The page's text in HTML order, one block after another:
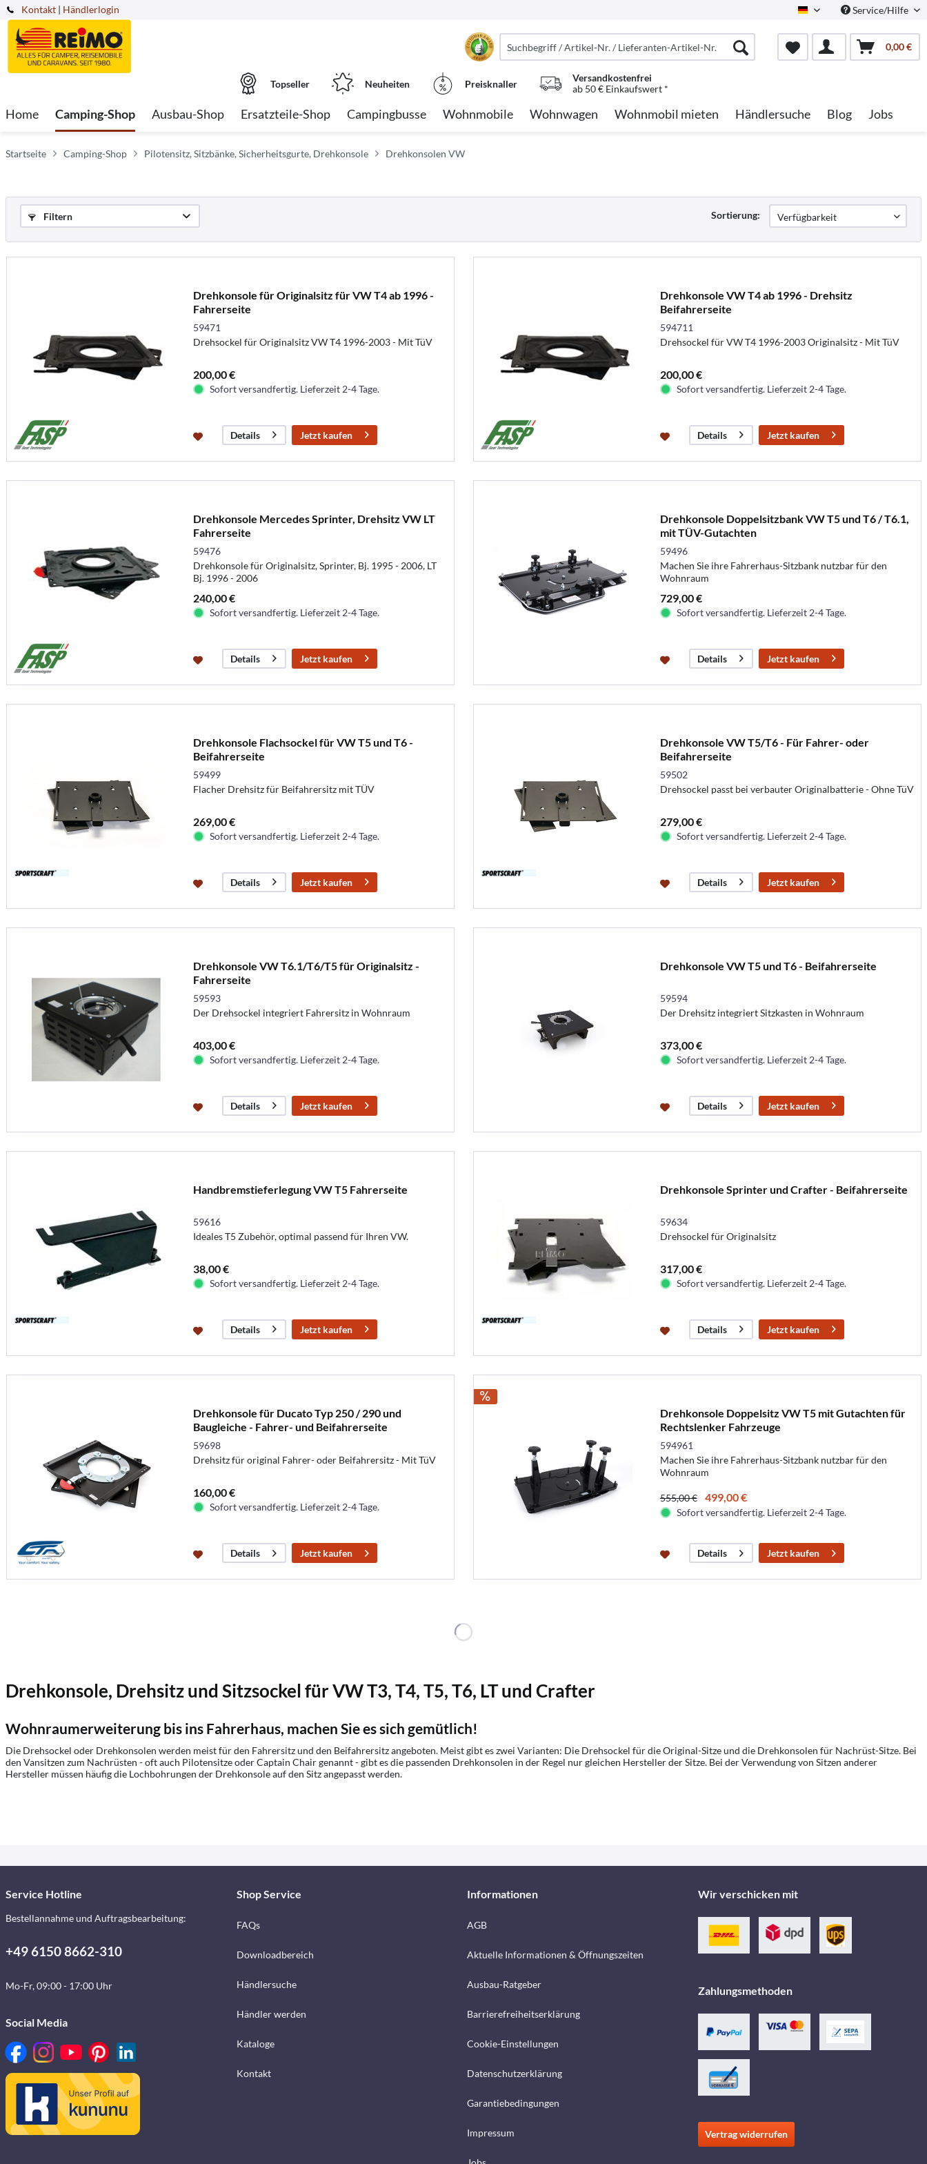
Kontakt German Service/Hilfe
| Händlerlogin
0,00 €
Topseller Neuheiten Preisknaller
Versandkostenfrei
ab 50 € Einkaufswert *
Home Camping-Shop Ausbau-Shop Ersatzteile-Shop Campingbusse Wohnmobile Wohnwagen Wohnmobil mieten Händlersuche Blog Jobs
Startseite Camping-Shop Pilotensitz, Sitzbänke, Sicherheitsgurte, Drehkonsole Drehkonsolen VW
Filtern Sortierung:
Drehkonsole für Originalsitz für VW T4 ab 1996 -
Fahrerseite
59471
Drehsockel für Originalsitz VW T4 1996-2003 - Mit TüV
200,00 €
Sofort versandfertig. Lieferzeit 2-4 Tage.
Details Jetzt kaufen
Drehkonsole VW T4 ab 1996 - Drehsitz
Beifahrerseite
594711
Drehsockel für VW T4 1996-2003 Originalsitz - Mit TüV
200,00 €
Sofort versandfertig. Lieferzeit 2-4 Tage.
Details Jetzt kaufen
Drehkonsole Mercedes Sprinter, Drehsitz VW LT
Fahrerseite
59476
Drehkonsole für Originalsitz, Sprinter, Bj. 1995 - 2006, LT
Bj. 1996 - 2006
240,00 €
Sofort versandfertig. Lieferzeit 2-4 Tage.
Details Jetzt kaufen
Drehkonsole Doppelsitzbank VW T5 und T6 / T6.1,
mit TÜV-Gutachten
59496
Machen Sie ihre Fahrerhaus-Sitzbank nutzbar für den
Wohnraum
729,00 €
Sofort versandfertig. Lieferzeit 2-4 Tage.
Details Jetzt kaufen
Drehkonsole Flachsockel für VW T5 und T6 -
Beifahrerseite
59499
Flacher Drehsitz für Beifahrersitz mit TÜV
269,00 €
Sofort versandfertig. Lieferzeit 2-4 Tage.
Details Jetzt kaufen
Drehkonsole VW T5/T6 - Für Fahrer- oder
Beifahrerseite
59502
Drehsockel passt bei verbauter Originalbatterie - Ohne TüV
279,00 €
Sofort versandfertig. Lieferzeit 2-4 Tage.
Details Jetzt kaufen
Drehkonsole VW T6.1/T6/T5 für Originalsitz -
Fahrerseite
59593
Der Drehsockel integriert Fahrersitz in Wohnraum
403,00 €
Sofort versandfertig. Lieferzeit 2-4 Tage.
Details Jetzt kaufen
Drehkonsole VW T5 und T6 - Beifahrerseite
59594
Der Drehsitz integriert Sitzkasten in Wohnraum
373,00 €
Sofort versandfertig. Lieferzeit 2-4 Tage.
Details Jetzt kaufen
Handbremstieferlegung VW T5 Fahrerseite
59616
Ideales T5 Zubehör, optimal passend für Ihren VW.
38,00 €
Sofort versandfertig. Lieferzeit 2-4 Tage.
Details Jetzt kaufen
Drehkonsole Sprinter und Crafter - Beifahrerseite
59634
Drehsockel für Originalsitz
317,00 €
Sofort versandfertig. Lieferzeit 2-4 Tage.
Details Jetzt kaufen
Drehkonsole für Ducato Typ 250 / 290 und
Baugleiche - Fahrer- und Beifahrerseite
59698
Drehsitz für original Fahrer- oder Beifahrersitz - Mit TüV
160,00 €
Sofort versandfertig. Lieferzeit 2-4 Tage.
Details Jetzt kaufen
Drehkonsole Doppelsitz VW T5 mit Gutachten für
Rechtslenker Fahrzeuge
594961
Machen Sie ihre Fahrerhaus-Sitzbank nutzbar für den
Wohnraum
555,00 € 499,00 €
Sofort versandfertig. Lieferzeit 2-4 Tage.
Details Jetzt kaufen
Drehkonsole, Drehsitz und Sitzsockel für VW T3, T4, T5, T6, LT und Crafter
Wohnraumerweiterung bis ins Fahrerhaus, machen Sie es sich gemütlich!
Die Drehsockel oder Drehkonsolen werden meist für den Fahrersitz und den Beifahrersitz angeboten. Meist gibt es zwei Varianten: Die Drehsockel für die Original-Sitze und die Drehkonsolen für Nachrüst-Sitze. Bei
den Vansitzen zum Nachrüsten - oft auch Pilotensitze oder Captain Chair genannt - gibt es die passenden Drehkonsolen in der Regel nur gleichen Hersteller der Sitze. Bei der Verwendung von Sitzen anderer
Hersteller müssen häufig die Lochbohrungen der Drehkonsole auf den Sitz angepasst werden.
Service Hotline
Bestellannahme und Auftragsbearbeitung:
+49 6150 8662-310
Mo-Fr, 09:00 - 17:00 Uhr
Social Media
Shop Service
FAQs
Downloadbereich
Händlersuche
Händler werden
Kataloge
Kontakt
Informationen
AGB
Aktuelle Informationen & Öffnungszeiten
Ausbau-Ratgeber
Barrierefreiheitserklärung
Cookie-Einstellungen
Datenschutzerklärung
Garantiebedingungen
Impressum
Wir verschicken mit
Zahlungsmethoden
Vertrag widerrufen